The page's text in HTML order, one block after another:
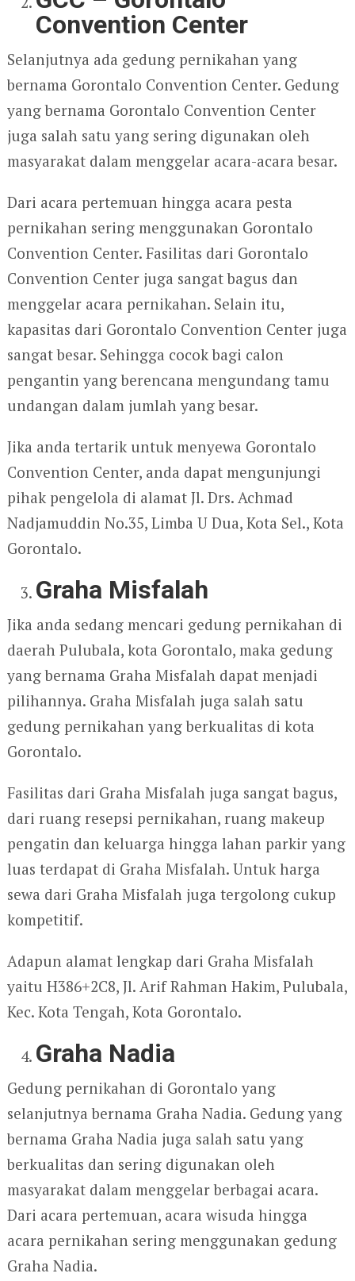
Convention Center
Selanjutnya ada gedung pernikahan yang
bernama Gorontalo Convention Center. Gedung
yang bernama Gorontalo Convention Center
juga salah satu yang sering digunakan oleh
masyarakat dalam menggelar acara-acara besar.
Dari acara pertemuan hingga acara pesta
pernikahan sering menggunakan Gorontalo
Convention Center. Fasilitas dari Gorontalo
Convention Center juga sangat bagus dan
menggelar acara pernikahan. Selain itu,
kapasitas dari Gorontalo Convention Center juga
sangat besar. Sehingga cocok bagi calon
pengantin yang berencana mengundang tamu
undangan dalam jumlah yang besar.
Jika anda tertarik untuk menyewa Gorontalo
Convention Center, anda dapat mengunjungi
pihak pengelola di alamat Jl. Drs. Achmad
Nadjamuddin No.35, Limba U Dua, Kota Sel., Kota
Gorontalo.
Graha Misfalah
Jika anda sedang mencari gedung pernikahan di
daerah Pulubala, kota Gorontalo, maka gedung
yang bernama Graha Misfalah dapat menjadi
pilihannya. Graha Misfalah juga salah satu
gedung pernikahan yang berkualitas di kota
Gorontalo.
Fasilitas dari Graha Misfalah juga sangat bagus,
dari ruang resepsi pernikahan, ruang makeup
pengatin dan keluarga hingga lahan parkir yang
luas terdapat di Graha Misfalah. Untuk harga
sewa dari Graha Misfalah juga tergolong cukup
kompetitif.
Adapun alamat lengkap dari Graha Misfalah
yaitu H386+2C8, Jl. Arif Rahman Hakim, Pulubala,
Kec. Kota Tengah, Kota Gorontalo.
Graha Nadia
Gedung pernikahan di Gorontalo yang
selanjutnya bernama Graha Nadia. Gedung yang
bernama Graha Nadia juga salah satu yang
berkualitas dan sering digunakan oleh
masyarakat dalam menggelar berbagai acara.
Dari acara pertemuan, acara wisuda hingga
acara pernikahan sering menggunakan gedung
Graha Nadia.